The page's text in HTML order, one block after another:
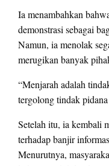
Ia menambahkan
demonstrasi sebagai
Namun, ia menolak
merugikan banyak
“Menjarah adalah
tergolong tindak
Setelah itu, ia kembali
terhadap banjir
Menurutnya,